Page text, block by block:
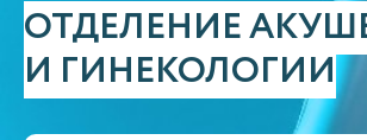
ОТДЕЛЕНИЕ
И ГИНЕКОЛОГИИ